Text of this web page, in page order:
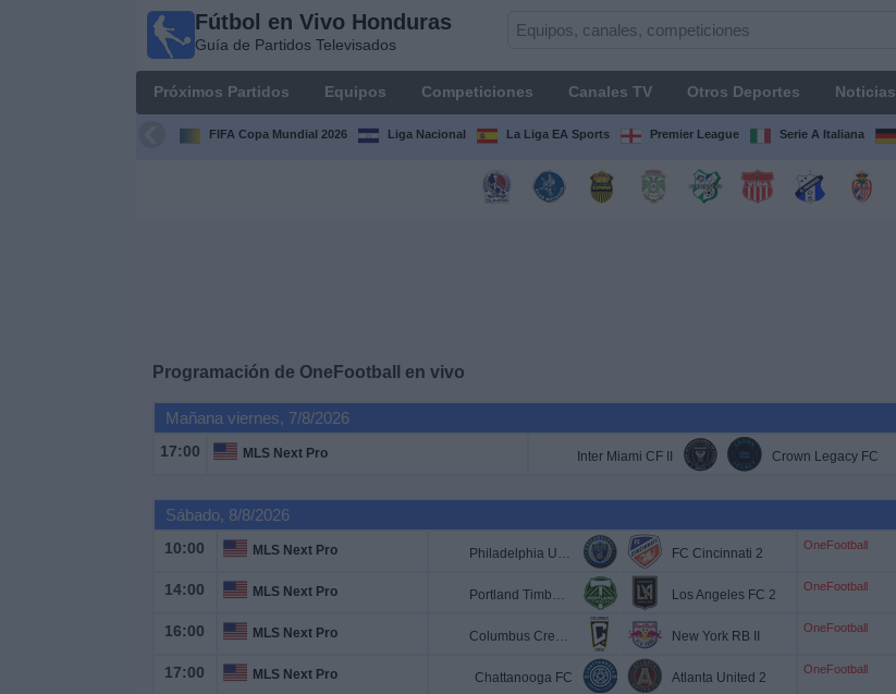
Fútbol en Vivo Honduras
Guía de Partidos Televisados
Próximos Partidos Equipos Competiciones Canales TV Otros Deportes Noticias
FIFA Copa Mundial 2026 Liga Nacional La Liga EA Sports Premier League Serie A Italiana
Programación de OneFootball en vivo
Mañana viernes, 7/8/2026
17:00 MLS Next Pro Inter Miami CF II Crown Legacy FC
Sábado, 8/8/2026
10:00 MLS Next Pro Philadelphia Union II FC Cincinnati 2
OneFootball
14:00 MLS Next Pro Portland Timbers 2 Los Angeles FC 2
OneFootball
16:00 MLS Next Pro Columbus Crew 2 New York RB II
OneFootball
17:00 MLS Next Pro Chattanooga FC Atlanta United 2
OneFootball
Fútbol en
Honduras